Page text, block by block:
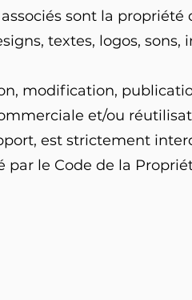
sont la
textes, logos, sons,
modification,
et/ou
est strictement
le Code de la